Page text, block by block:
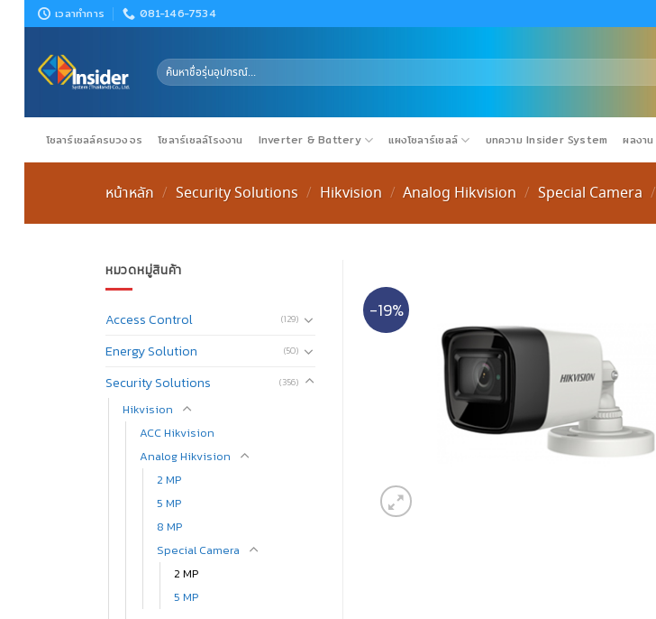
Skip
to
เวลาทำการ 081-146-7534
ค้นหา:
โซลาร์เซลล์ครบวงจร โซลาร์เซลล์โรงงาน Inverter & Battery แผงโซลาร์เซลล์ บทความ Insider System ผลงาน
หน้าหลัก / Security Solutions / Hikvision / Analog Hikvision / Special Camera /
หมวดหมู่สินค้า
Access Control (129)
Energy Solution (50)
Security Solutions (356)
Hikvision
ACC Hikvision
Analog Hikvision
2 MP
5 MP
8 MP
Special Camera
2 MP
5 MP
-19%